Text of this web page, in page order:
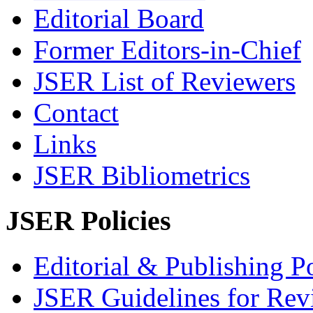
Editorial Board
Former Editors-in-Chief
JSER List of Reviewers
Contact
Links
JSER Bibliometrics
JSER Policies
Editorial & Publishing
JSER Guidelines for